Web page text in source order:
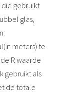
die gebruikt
glas,
meters) te
R waarde
gebruikt als
de totale